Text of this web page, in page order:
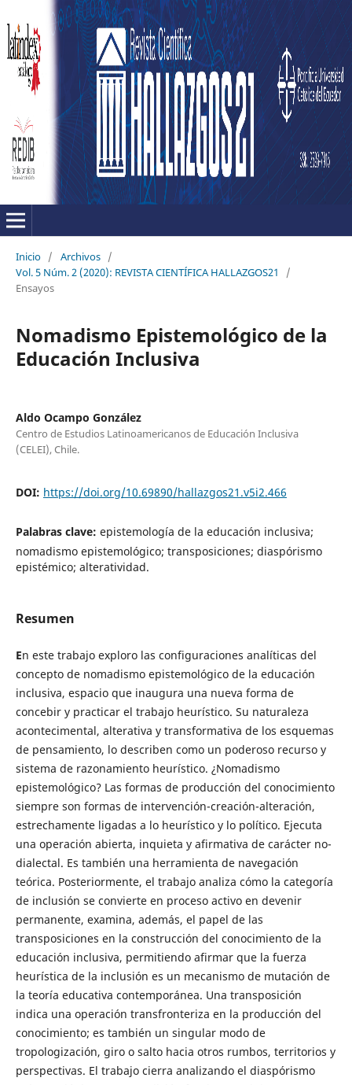
Inicio / Archivos /
Vol. 5 Núm. 2 (2020): REVISTA CIENTÍFICA HALLAZGOS21
/
Ensayos
Nomadismo Epistemológico de la
Educación Inclusiva
Aldo Ocampo González
Centro de Estudios Latinoamericanos de Educación Inclusiva
(CELEI), Chile.
DOI: https://doi.org/10.69890/hallazgos21.v5i2.466
Palabras clave: epistemología de la educación inclusiva;
nomadismo epistemológico; transposiciones; diaspórismo
epistémico; alteratividad.
Resumen
En este trabajo exploro las configuraciones analíticas del
concepto de nomadismo epistemológico de la educación
inclusiva, espacio que inaugura una nueva forma de
concebir y practicar el trabajo heurístico. Su naturaleza
acontecimental, alterativa y transformativa de los esquemas
de pensamiento, lo describen como un poderoso recurso y
sistema de razonamiento heurístico. ¿Nomadismo
epistemológico? Las formas de producción del conocimiento
siempre son formas de intervención-creación-alteración,
estrechamente ligadas a lo heurístico y lo político. Ejecuta
una operación abierta, inquieta y afirmativa de carácter no-
dialectal. Es también una herramienta de navegación
teórica. Posteriormente, el trabajo analiza cómo la categoría
de inclusión se convierte en proceso activo en devenir
permanente, examina, además, el papel de las
transposiciones en la construcción del conocimiento de la
educación inclusiva, permitiendo afirmar que la fuerza
heurística de la inclusión es un mecanismo de mutación de
la teoría educativa contemporánea. Una transposición
indica una operación transfronteriza en la producción del
conocimiento; es también un singular modo de
tropologización, giro o salto hacia otros rumbos, territorios y
perspectivas. El trabajo cierra analizando el diaspórismo